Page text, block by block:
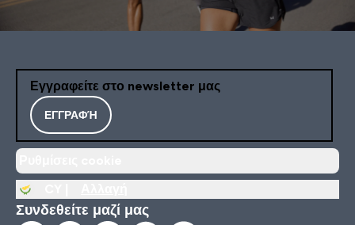
Εγγραφείτε στο newsletter μας
ΕΓΓΡΑΦΉ
Συνδεθείτε μαζί μας